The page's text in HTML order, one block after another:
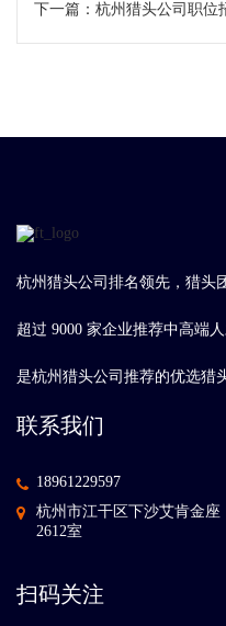
下一篇： 杭州猎头公司职位
杭州猎头公司排名领先，猎头
超过 9000 家企业推荐中高端人
是杭州猎头公司推荐的优选猎
联系我们
18961229597
杭州市江干区下沙艾肯金座
2612室
扫码关注